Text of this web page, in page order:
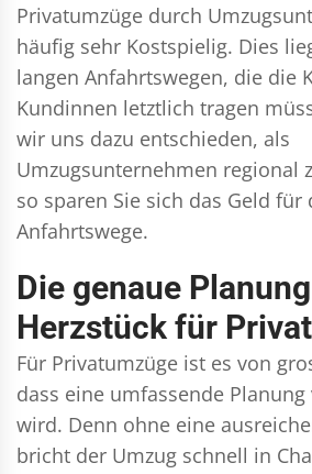
Privatumzüge durch
häufig sehr Kostspielig. Dies
langen Anfahrtswegen, die die
Kundinnen letztlich tragen
wir uns dazu entschieden, als
Umzugsunternehmen regional
so sparen Sie sich das Geld für
Anfahrtswege.
Die genaue
Herzstück für
Für Privatumzüge ist es von
dass eine umfassende
wird. Denn ohne eine
bricht der Umzug schnell in